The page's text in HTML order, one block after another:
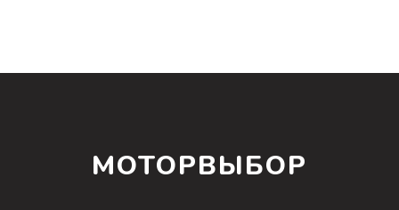
МОТОРВЫБОР